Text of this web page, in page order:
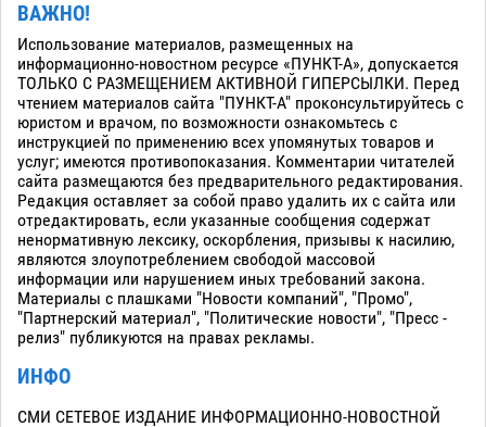
ВАЖНО!
Использование материалов, размещенных на
информационно-новостном ресурсе «ПУНКТ-А», допускается
ТОЛЬКО С РАЗМЕЩЕНИЕМ АКТИВНОЙ ГИПЕРСЫЛКИ. Перед
чтением материалов сайта "ПУНКТ-А" проконсультируйтесь с
юристом и врачом, по возможности ознакомьтесь с
инструкцией по применению всех упомянутых товаров и
услуг; имеются противопоказания. Комментарии читателей
сайта размещаются без предварительного редактирования.
Редакция оставляет за собой право удалить их с сайта или
отредактировать, если указанные сообщения содержат
ненормативную лексику, оскорбления, призывы к насилию,
являются злоупотреблением свободой массовой
информации или нарушением иных требований закона.
Материалы с плашками "Новости компаний", "Промо",
"Партнерский материал", "Политические новости", "Пресс -
релиз" публикуются на правах рекламы.
ИНФО
СМИ СЕТЕВОЕ ИЗДАНИЕ ИНФОРМАЦИОННО-НОВОСТНОЙ